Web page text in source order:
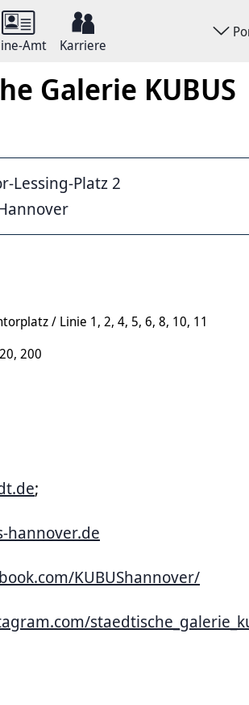
Amt Karriere
Galerie KUBUS
Lessing-Platz 2
/ Linie 1, 2, 4, 5, 6, 8, 10, 11
200
;
hannover.de
KUBUShannover/